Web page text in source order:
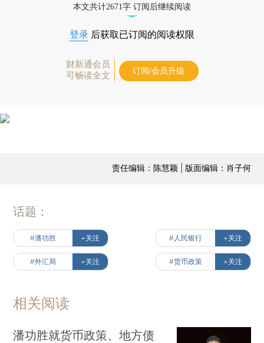
本文共计2671字 订阅后继续阅读
登录 后获取已订阅的阅读权限
财新通会员
可畅读全文
订阅/会员升级
责任编辑：陈慧颖 | 版面编辑：肖子何
话题：
#潘功胜 +关注 #人民银行 +关注
#外汇局 +关注 #货币政策 +关注
相关阅读
潘功胜就货币政策、地方债